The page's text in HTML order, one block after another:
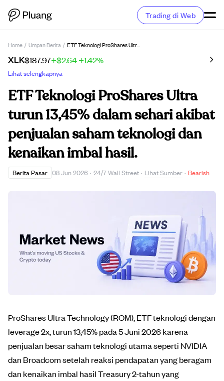
Trading di Web
Home / Umpan Berita / ETF Teknologi ProShares Ultra Turun 13,45% Dalam Sehari Akibat Penjualan Saham Teknologi Dan Kenaikan Imbal Hasil.
XLK$187.97+$2.64+1.42%
Lihat selengkapnya
ETF Teknologi ProShares Ultra
turun 13,45% dalam sehari akibat
penjualan saham teknologi dan
kenaikan imbal hasil.
Berita Pasar 08 Jun 2026 · 24/7 Wall Street · Lihat Sumber · Bearish
ProShares Ultra Technology (ROM), ETF teknologi dengan
leverage 2x, turun 13,45% pada 5 Juni 2026 karena
penjualan besar saham teknologi utama seperti NVIDIA
dan Broadcom setelah reaksi pendapatan yang beragam
dan kenaikan imbal hasil Treasury 2-tahun yang